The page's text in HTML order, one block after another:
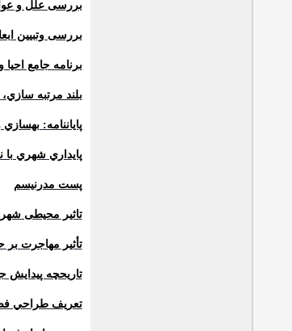
بررسی علل و
بررسی وتبیین
برنامه جامع
بلند مرتبه
پاياننامه:
پايداري شهري با
پست مدرنیسم
تاثیر محیطی
تأثیر مهاجرت بر
تاریحچه پیدایش
تعريف طراحي